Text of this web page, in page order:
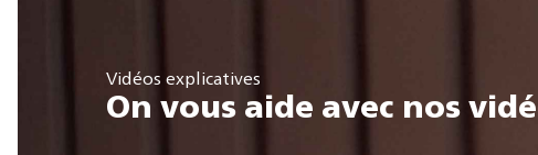
Vidéos explicatives
On vous aide avec nos